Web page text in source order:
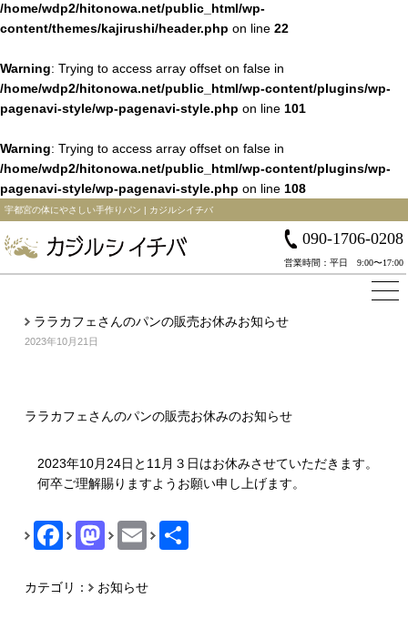
/home/wdp2/hitonowa.net/public_html/wp-
content/themes/kajirushi/header.php on line 22
Warning: Trying to access array offset on false in
/home/wdp2/hitonowa.net/public_html/wp-content/plugins/wp-
pagenavi-style/wp-pagenavi-style.php on line 101
Warning: Trying to access array offset on false in
/home/wdp2/hitonowa.net/public_html/wp-content/plugins/wp-
pagenavi-style/wp-pagenavi-style.php on line 108
宇都宮の体にやさしい手作りパン | カジルシイチバ
090-1706-0208
営業時間：平日 9:00〜17:00
ララカフェさんのパンの販売お休みお知らせ
2023年10月21日
ララカフェさんのパンの販売お休みのお知らせ
2023年10月24日と11月３日はお休みさせていただきます。
何卒ご理解賜りますようお願い申し上げます。
Facebook
Mastodon
Email
カテゴリ： お知らせ